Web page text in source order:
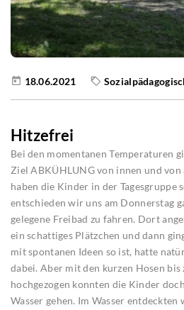
18.06.2021
Hitzefrei
Bei den momentanen Temperaturen
Ziel ABKÜHLUNG von innen und von
haben die Kinder in der Tagesgruppe
entschieden wir uns am Donnerstag
gelegene Freibad zu fahren. Dort
ein schattiges Plätzchen und dann
mit spontanen Ideen so ist, hatte
dabei. Aber mit den kurzen Hosen bis
hochgezogen konnten die Kinder
Wasser gehen. Im Wasser